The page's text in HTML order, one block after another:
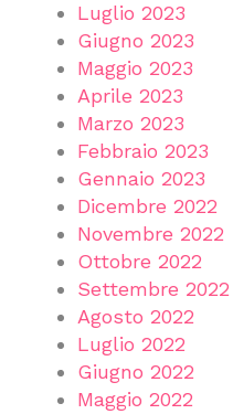
Luglio 2023
Giugno 2023
Maggio 2023
Aprile 2023
Marzo 2023
Febbraio 2023
Gennaio 2023
Dicembre 2022
Novembre 2022
Ottobre 2022
Settembre 2022
Agosto 2022
Luglio 2022
Giugno 2022
Maggio 2022